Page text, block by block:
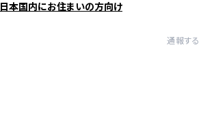
日本国内にお住まいの方向け
通報する